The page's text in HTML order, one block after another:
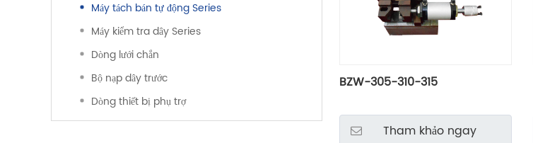
Máy tách bán tự động Series
Máy kiểm tra dây Series
Dòng lưới chắn
Bộ nạp dây trước
Dòng thiết bị phụ trợ
BZW-305-310-315
Tham khảo ngay